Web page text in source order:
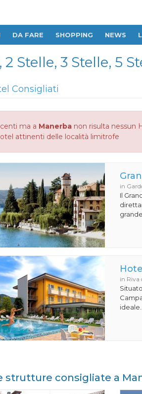
DA FARE SHOPPING NEWS
Stelle, 3 Stelle, 5
Consigliati
ma a Manerbanon risulta nessun
attinenti delle località limitrofe
in
Il
in Riva
ideale...
strutture consigliate a